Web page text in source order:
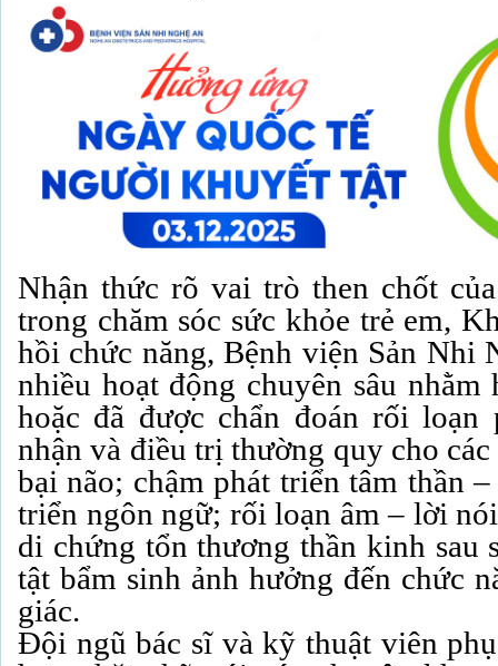
Nhận thức rõ vai trò then chốt
trong chăm sóc sức khỏe trẻ em,
hồi chức năng, Bệnh viện Sản Nhi
nhiều hoạt động chuyên sâu
hoặc đã được chẩn đoán rối loạn
nhận và điều trị thường quy cho
bại não; chậm phát triển tâm thần
triển ngôn ngữ; rối loạn âm – lời
di chứng tổn thương thần kinh sau
tật bẩm sinh ảnh hưởng đến chức
giác.
Đội ngũ bác sĩ và kỹ thuật viên